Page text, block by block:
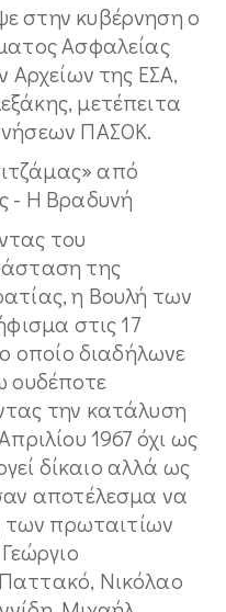
στην κυβέρνηση ο
Ασφαλείας
Αρχείων της ΕΣΑ,
μετέπειτα
ΠΑΣΟΚ.
του
της
η Βουλή των
στις 17
οποίο διαδήλωνε
ουδέποτε
την κατάλυση
1967 όχι ως
δίκαιο αλλά ως
αποτέλεσμα να
των πρωταιτίων
Νικόλαο